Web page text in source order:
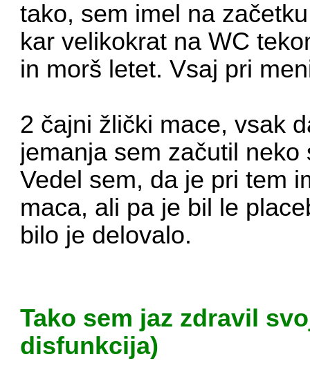
tako, sem imel na
kar velikokrat na WC
in morš letet. Vsaj pri
2 čajni žlički mace, vsak
jemanja sem začutil
Vedel sem, da je pri tem
maca, ali pa je bil le
bilo je delovalo.
Tako sem jaz zdravil
disfunkcija)